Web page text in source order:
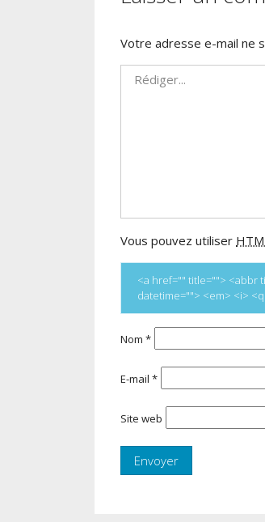
Votre adresse e-mail ne
Vous pouvez utiliser
<a href="" title=""> <abbr
datetime=""> <em> <i>
Nom *
E-mail *
Site web